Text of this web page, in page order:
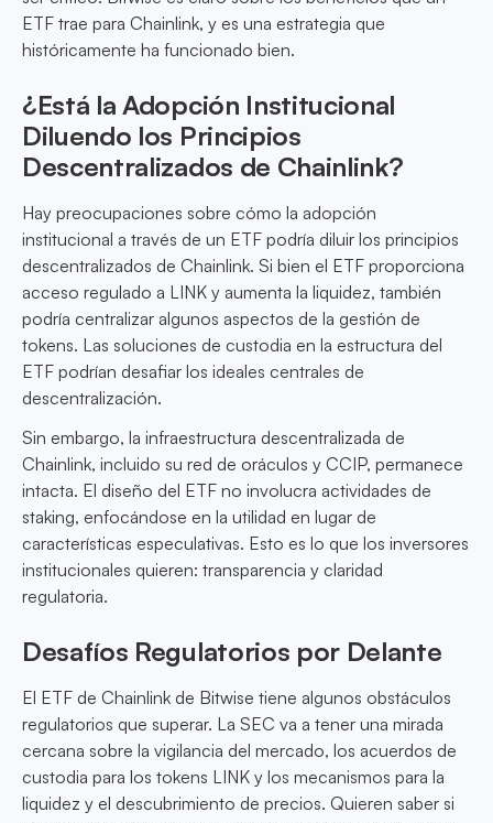
ETF trae para Chainlink, y es una estrategia que
históricamente ha funcionado bien.
¿Está la Adopción Institucional
Diluendo los Principios
Descentralizados de Chainlink?
Hay preocupaciones sobre cómo la adopción
institucional a través de un ETF podría diluir los principios
descentralizados de Chainlink. Si bien el ETF proporciona
acceso regulado a LINK y aumenta la liquidez, también
podría centralizar algunos aspectos de la gestión de
tokens. Las soluciones de custodia en la estructura del
ETF podrían desafiar los ideales centrales de
descentralización.
Sin embargo, la infraestructura descentralizada de
Chainlink, incluido su red de oráculos y CCIP, permanece
intacta. El diseño del ETF no involucra actividades de
staking, enfocándose en la utilidad en lugar de
características especulativas. Esto es lo que los inversores
institucionales quieren: transparencia y claridad
regulatoria.
Desafíos Regulatorios por Delante
El ETF de Chainlink de Bitwise tiene algunos obstáculos
regulatorios que superar. La SEC va a tener una mirada
cercana sobre la vigilancia del mercado, los acuerdos de
custodia para los tokens LINK y los mecanismos para la
liquidez y el descubrimiento de precios. Quieren saber si